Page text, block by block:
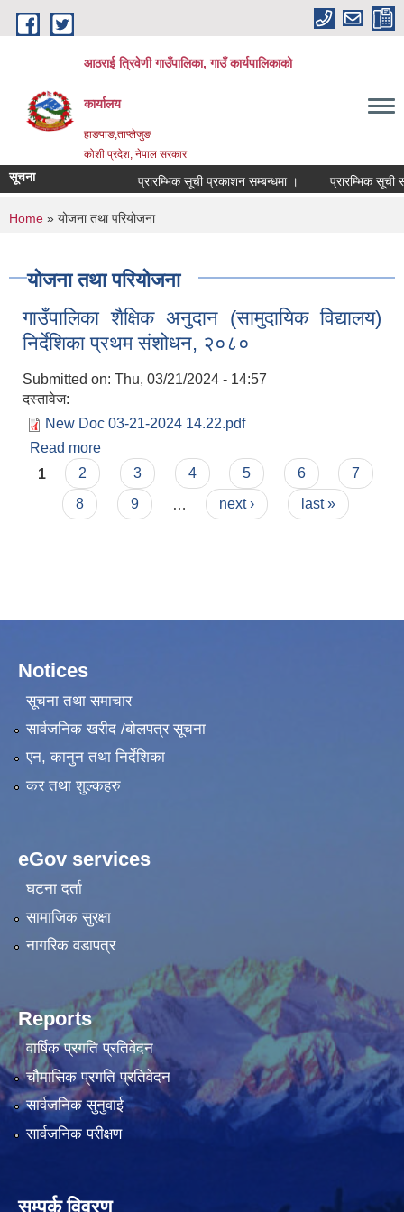
Skip to main content
आठराई त्रिवेणी गाउँपालिका, गाउँ कार्यपालिकाको
कार्यालय
हाङपाङ,ताप्लेजुङ
कोशी प्रदेश, नेपाल सरकार
सूचना प्रारम्भिक सूची प्रकाशन सम्बन्धमा । प्रारम्भिक सूची
You are here
Home » योजना तथा परियोजना
योजना तथा परियोजना
गाउँपालिका शैक्षिक अनुदान (सामुदायिक विद्यालय)
निर्देशिका प्रथम संशोधन, २०८०
Submitted on: Thu, 03/21/2024 - 14:57
दस्तावेज:
New Doc 03-21-2024 14.22.pdf
Read more
निर्देशिका प्रथम संशोधन, २०८०
Pages
1 2 3 4 5 6
7
8
9 next › last »
Notices
सूचना तथा समाचार
सार्वजनिक खरीद /बोलपत्र सूचना
एन, कानुन तथा निर्देशिका
कर तथा शुल्कहरु
eGov services
घटना दर्ता
सामाजिक सुरक्षा
नागरिक वडापत्र
Reports
वार्षिक प्रगति प्रतिवेदन
चौमासिक प्रगति प्रतिवेदन
सार्वजनिक सुनुवाई
सार्वजनिक परीक्षण
सम्पर्क विवरण